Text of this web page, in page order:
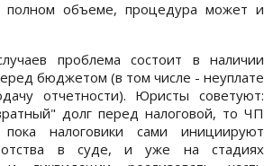
объеме, процедура может и
проблема состоит в наличии
бюджетом (в том числе - неуплате
отчетности). Юристы советуют:
долг перед налоговой, то ЧП
налоговики сами инициируют
в суде, и уже на стадиях